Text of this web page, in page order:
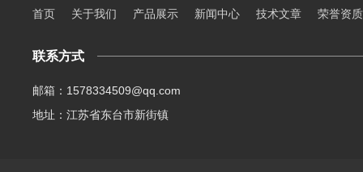
首页 关于我们 产品展示 新闻中心 技术文章 荣誉资质
联系方式
邮箱：1578334509@qq.com
地址：江苏省东台市新街镇